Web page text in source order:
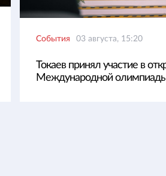
События 03 августа, 15:20
Токаев принял участие в
Международной